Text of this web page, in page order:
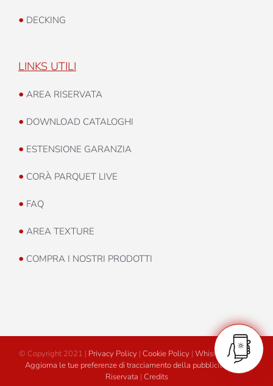
• DECKING
LINKS UTILI
• AREA RISERVATA
• DOWNLOAD CATALOGHI
• ESTENSIONE GARANZIA
• CORÀ PARQUET LIVE
• FAQ
• AREA TEXTURE
• COMPRA I NOSTRI PRODOTTI
© Copyright 2021 | Privacy Policy | Cookie Policy | Whistleblowing
Aggiorna le tue preferenze di tracciamento della pubblicità
Area
Riservata | Credits